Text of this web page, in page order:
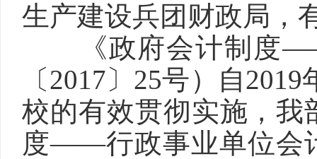
生产建设兵团财政局，
《政府会计制度
〔2017〕25号）自
校的有效贯彻实施，我
度——行政事业单位会